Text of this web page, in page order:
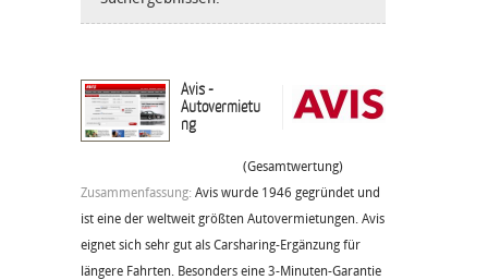
Avis -
Autovermietu
ng
(Gesamtwertung)
Zusammenfassung: Avis wurde 1946 gegründet und
ist eine der weltweit größten Autovermietungen. Avis
eignet sich sehr gut als Carsharing-Ergänzung für
längere Fahrten. Besonders eine 3-Minuten-Garantie